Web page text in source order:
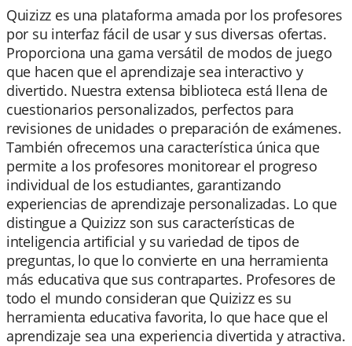
Quizizz es una plataforma amada por los profesores
por su interfaz fácil de usar y sus diversas ofertas.
Proporciona una gama versátil de modos de juego
que hacen que el aprendizaje sea interactivo y
divertido. Nuestra extensa biblioteca está llena de
cuestionarios personalizados, perfectos para
revisiones de unidades o preparación de exámenes.
También ofrecemos una característica única que
permite a los profesores monitorear el progreso
individual de los estudiantes, garantizando
experiencias de aprendizaje personalizadas. Lo que
distingue a Quizizz son sus características de
inteligencia artificial y su variedad de tipos de
preguntas, lo que lo convierte en una herramienta
más educativa que sus contrapartes. Profesores de
todo el mundo consideran que Quizizz es su
herramienta educativa favorita, lo que hace que el
aprendizaje sea una experiencia divertida y atractiva.